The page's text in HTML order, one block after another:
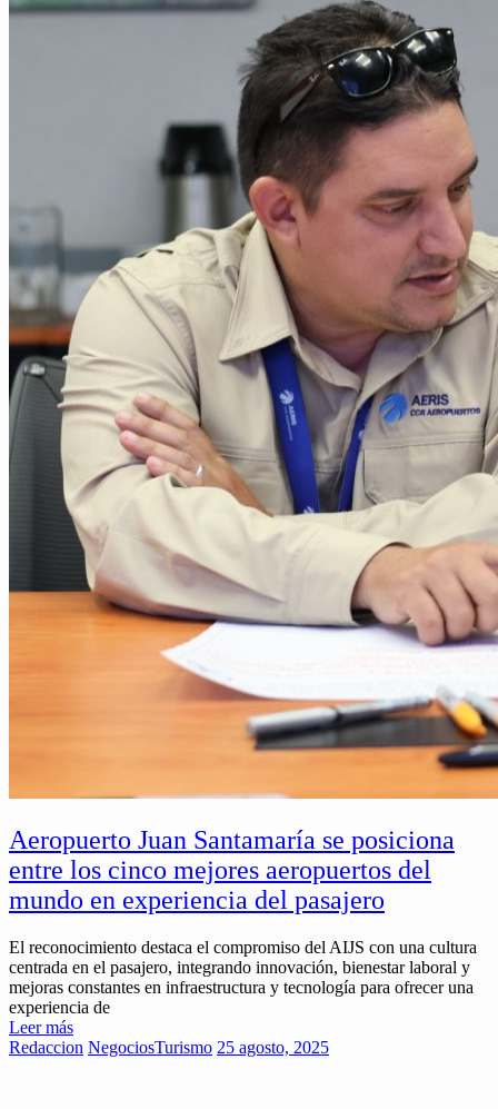
Aeropuerto Juan Santamaría se posiciona
entre los cinco mejores aeropuertos del
mundo en experiencia del pasajero
El reconocimiento destaca el compromiso del AIJS con una cultura
centrada en el pasajero, integrando innovación, bienestar laboral y
mejoras constantes en infraestructura y tecnología para ofrecer una
experiencia de
Leer más
Redaccion NegociosTurismo 25 agosto, 2025